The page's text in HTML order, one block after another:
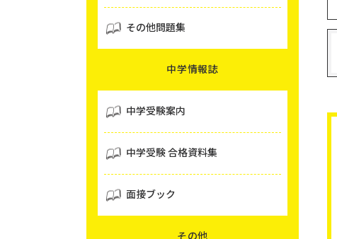
その他問題集
中学情報誌
中学受験案内
中学受験 合格資料集
面接ブック
その他